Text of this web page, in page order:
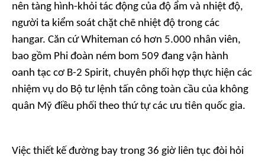
nên tàng hình-khỏi tác động của độ ẩm và nhiệt độ,
người ta kiểm soát chặt chẽ nhiệt độ trong các
hangar. Căn cứ Whiteman có hơn 5.000 nhân viên,
bao gồm Phi đoàn ném bom 509 đang vận hành
oanh tạc cơ B-2 Spirit, chuyên phối hợp thực hiện các
nhiệm vụ do Bộ tư lệnh tấn công toàn cầu của không
quân Mỹ điều phối theo thứ tự các ưu tiên quốc gia.
Việc thiết kế đường bay trong 36 giờ liên tục đòi hỏi